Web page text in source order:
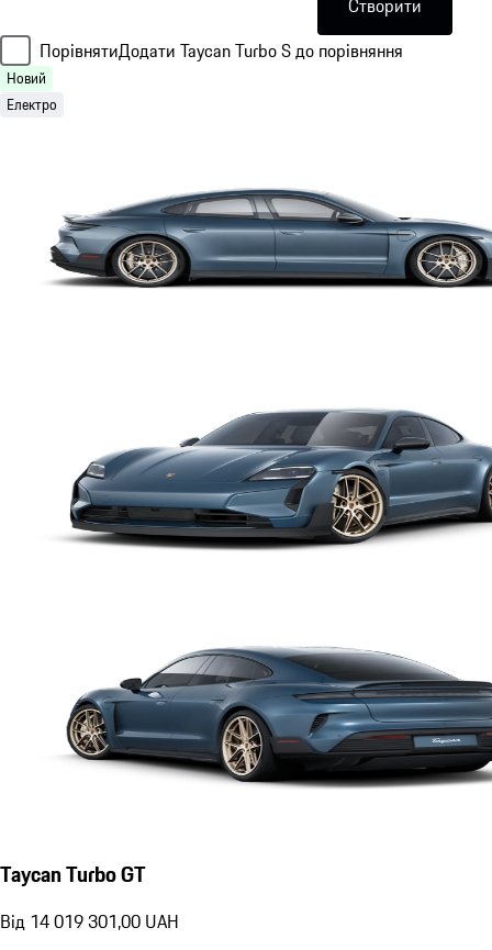
Створити
ПорівнятиДодати Taycan Turbo S до порівняння
Новий
Електро
Taycan Turbo GT
Від 14 019 301,00 UAH